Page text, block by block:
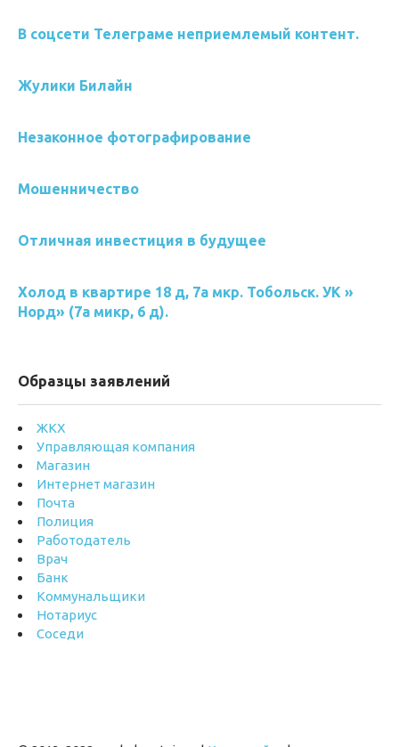
В соцсети Телеграме неприемлемый контент.
Жулики Билайн
Незаконное фотографирование
Мошенничество
Отличная инвестиция в будущее
Холод в квартире 18 д, 7а мкр. Тобольск. УК »
Норд» (7а микр, 6 д).
Образцы заявлений
ЖКХ
Управляющая компания
Магазин
Интернет магазин
Почта
Полиция
Работодатель
Врач
Банк
Коммунальщики
Нотариус
Соседи